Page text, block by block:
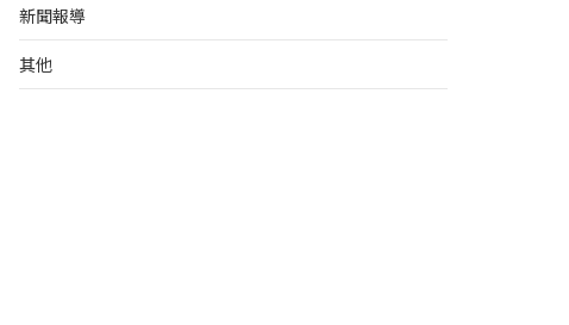
新聞報導
其他